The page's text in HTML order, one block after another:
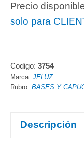
Precio
solo para
Codigo: 3754
Marca: JELUZ
Rubro: BASES Y
Descripción